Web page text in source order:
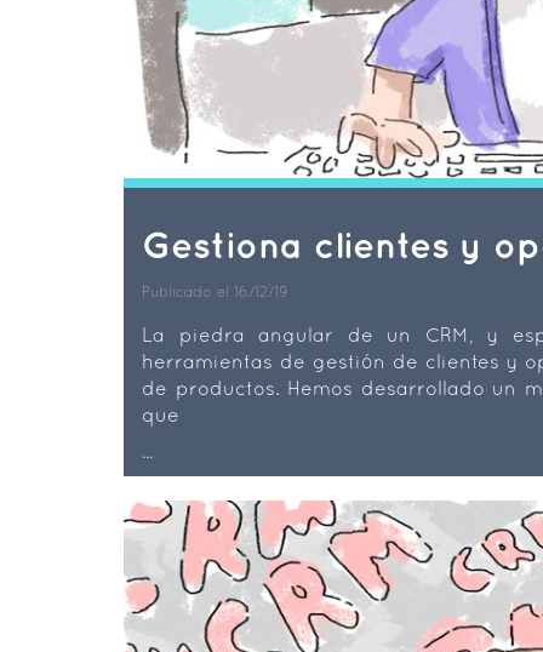
Gestiona clientes y
Publicado el 16/12/19
La piedra angular de un CRM, y
herramientas de gestión de clientes y
de productos. Hemos desarrollado un
que
...